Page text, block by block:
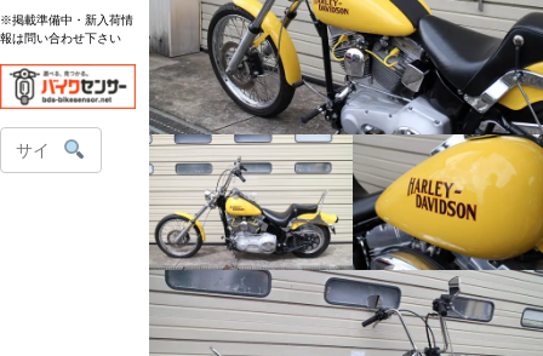
※掲載準備中・新入荷情
報は問い合わせ下さい